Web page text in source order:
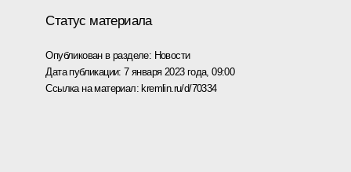
Статус материала
Опубликован в разделе: Новости
Дата публикации:7 января 2023 года, 09:00
Ссылка на материал: kremlin.ru/d/70334